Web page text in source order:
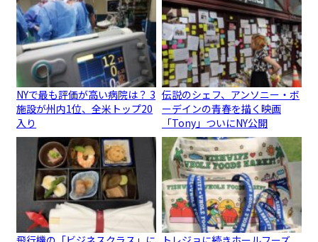
NYで最も評価が高い病院は？ 3
施設が州内1位、全米トップ20
入り
伝説のシェフ、アンソニー・ボ
ーデインの青春を描く映画
「Tony」ついにNY公開